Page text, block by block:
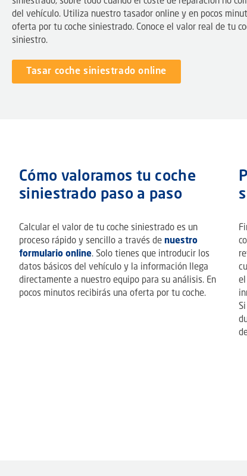
del vehículo. Utiliza nuestro tasador online y en pocos
oferta por tu coche siniestrado. Conoce el valor real de tu
siniestro.
Tasar coche siniestrado online
Cómo valoramos tu coche
siniestrado paso a paso
Calcular el valor de tu coche siniestrado es un
proceso rápido y sencillo a través de nuestro
formulario online. Solo tienes que introducir los
datos básicos del vehículo y la información llega
directamente a nuestro equipo para su análisis. En
pocos minutos recibirás una oferta por tu coche.